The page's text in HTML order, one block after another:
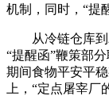
机制，同时，“提
从冷链仓库到
“提醒函”鞭策部
期间食物平安平
上，“定点屠宰